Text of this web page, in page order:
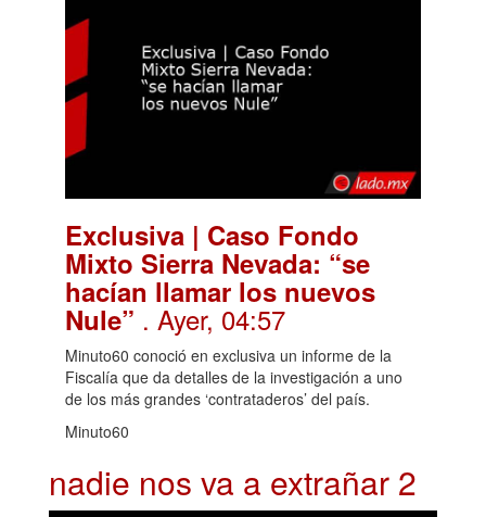
Exclusiva | Caso Fondo
Mixto Sierra Nevada: “se
hacían llamar los nuevos
Nule” . Ayer, 04:57
Minuto60 conoció en exclusiva un informe de la
Fiscalía que da detalles de la investigación a uno
de los más grandes ‘contrataderos’ del país.
Minuto60
nadie nos va a extrañar 2